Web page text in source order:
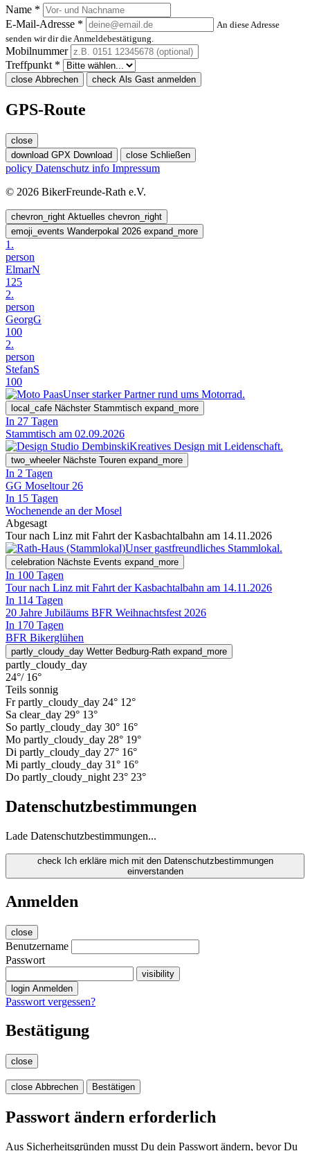
Name *
E-Mail-Adresse *
An diese Adresse
senden wir dir die Anmeldebestätigung.
Mobilnummer
Treffpunkt *
close Abbrechen check Als Gast anmelden
GPS-Route
close
download GPX Download close Schließen
policy Datenschutz info Impressum
© 2026 BikerFreunde-Rath e.V.
chevron_right Aktuelles chevron_right
emoji_events Wanderpokal 2026 expand_more
1.
person
ElmarN
125
2.
person
GeorgG
100
2.
person
StefanS
100
Unser starker Partner rund ums Motorrad.
local_cafe Nächster Stammtisch expand_more
In 27 Tagen
Stammtisch am 02.09.2026
Kreatives Design mit Leidenschaft.
two_wheeler Nächste Touren expand_more
In 2 Tagen
GG Moseltour 26
In 15 Tagen
Wochenende an der Mosel
Abgesagt
Tour nach Linz mit Fahrt der Kasbachtalbahn am 14.11.2026
Unser gastfreundliches Stammlokal.
celebration Nächste Events expand_more
In 100 Tagen
Tour nach Linz mit Fahrt der Kasbachtalbahn am 14.11.2026
In 114 Tagen
20 Jahre Jubiläums BFR Weihnachtsfest 2026
In 170 Tagen
BFR Bikerglühen
partly_cloudy_day Wetter Bedburg-Rath expand_more
partly_cloudy_day
24°/ 16°
Teils sonnig
Fr partly_cloudy_day 24° 12°
Sa clear_day 29° 13°
So partly_cloudy_day 30° 16°
Mo partly_cloudy_day 28° 19°
Di partly_cloudy_day 27° 16°
Mi partly_cloudy_day 31° 16°
Do partly_cloudy_night 23° 23°
Datenschutzbestimmungen
Lade Datenschutzbestimmungen...
check Ich erkläre mich mit den Datenschutzbestimmungen
einverstanden
Anmelden
close
Benutzername
Passwort
visibility
login Anmelden
Passwort vergessen?
Bestätigung
close
close Abbrechen Bestätigen
Passwort ändern erforderlich
Aus Sicherheitsgründen musst Du dein Passwort ändern, bevor Du